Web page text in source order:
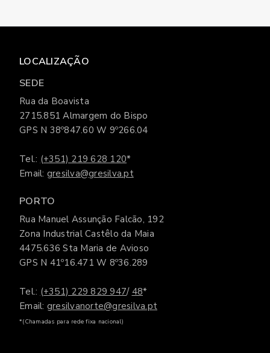
LOCALIZAÇÃO
SEDE
Rua da Boavista
2715.851 Almargem do Bispo
GPS N 38º847.60 W 9º266.04
Tel.: (+351) 219 628 120*
Email: gresilva@gresilva.pt
PORTO
Rua Manuel Assunção Falcão, 192
Zona Industrial Castêlo da Maia
4475.636 Sta Maria de Avioso
GPS N 41º16.471 W 8º36.289
Tel.: (+351) 229 829 947/ 48*
Email: gresilvanorte@gresilva.pt
*(Chamadas para rede fixa nacional)